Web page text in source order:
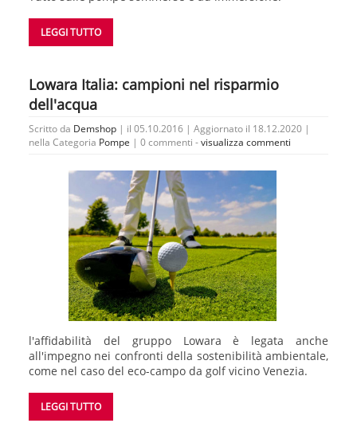
LEGGI TUTTO
Lowara Italia: campioni nel risparmio
dell'acqua
Scritto da Demshop | il 05.10.2016 | Aggiornato il 18.12.2020 |
nella Categoria Pompe | 0 commenti -visualizza commenti
l'affidabilità del gruppo Lowara è legata anche
all'impegno nei confronti della sostenibilità ambientale,
come nel caso del eco-campo da golf vicino Venezia.
LEGGI TUTTO